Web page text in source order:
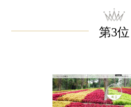
第3位